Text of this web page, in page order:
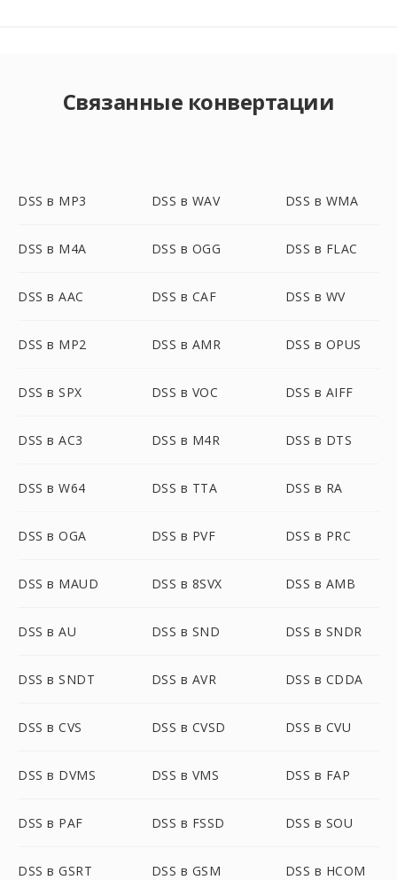
Связанные конвертации
DSS в MP3 DSS в WAV DSS в WMA
DSS в M4A DSS в OGG DSS в FLAC
DSS в AAC DSS в CAF DSS в WV
DSS в MP2 DSS в AMR DSS в OPUS
DSS в SPX DSS в VOC DSS в AIFF
DSS в AC3 DSS в M4R DSS в DTS
DSS в W64 DSS в TTA DSS в RA
DSS в OGA DSS в PVF DSS в PRC
DSS в MAUD DSS в 8SVX DSS в AMB
DSS в AU DSS в SND DSS в SNDR
DSS в SNDT DSS в AVR DSS в CDDA
DSS в CVS DSS в CVSD DSS в CVU
DSS в DVMS DSS в VMS DSS в FAP
DSS в PAF DSS в FSSD DSS в SOU
DSS в GSRT DSS в GSM DSS в HCOM